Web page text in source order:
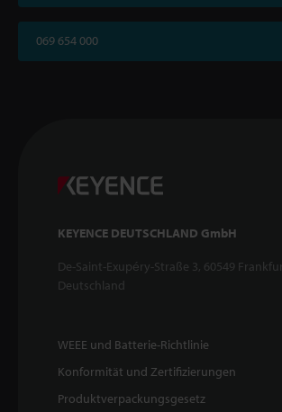
069 654 000
KEYENCE DEUTSCHLAND GmbH
De-Saint-Exupéry-Straße 3, 60549
Deutschland
WEEE und Batterie-Richtlinie
Konformität und Zertifizierungen
Produktverpackungsgesetz